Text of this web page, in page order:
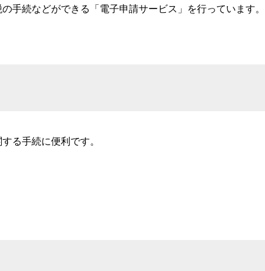
続などができる「電子申請サービス」を行っています。
る手続に便利です。